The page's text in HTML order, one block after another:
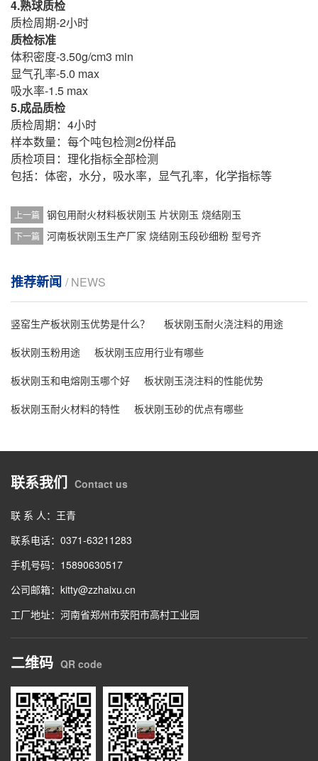
4.熟球质检
质检周期-2小时
质检标准
体积密度-3.50g/cm3 min
显气孔率-5.0 max
吸水率-1.5 max
5.成品质检
质检周期：4小时
样本数量：每个吨包检测2份样品
质检项目：理化指标全部检测
包括：体密，水分，吸水率，显气孔率，化学指标等
上一篇 钢包用耐火材料板状刚玉 片状刚玉 烧结刚玉
下一篇 河南板状刚玉生产厂家 烧结刚玉段砂细粉 型号齐
推荐新闻 / NEWS
竖窑生产板状刚玉优势是什么？
板状刚玉耐火浇注料的用途
板状刚玉粉用途
板状刚玉应用行业有哪些
板状刚玉和电熔刚玉哪个好
板状刚玉浇注料的性能优势
板状刚玉耐火材料的特性
板状刚玉砂的优点有哪些
联系我们 Contact us
联 系 人：王青
联系电话：0371-63211283
手机号码：15890630517
公司邮箱：kitty@zzhaixu.cn
工厂地址：河南省郑州市荥阳市高村工业园
二维码 QR code